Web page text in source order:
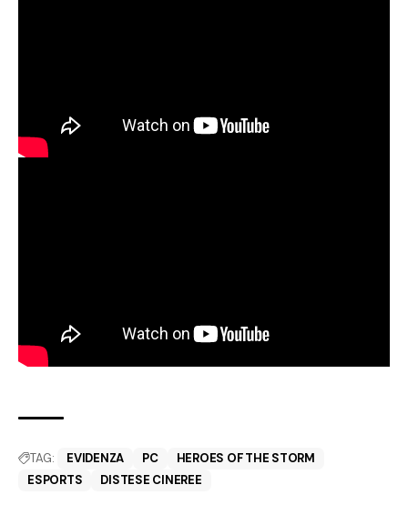
TAG: EVIDENZA PC
HEROES OF THE STORM
ESPORTS
DISTESE CINEREE